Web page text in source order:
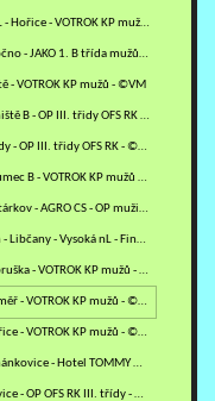
250621 - Dvůr Králové nL - Hořice - VOTROK KP mužů - ©RJ
250615 - Provodov - Opočno - JAKO 1. B třída mužů - sk. B - ©MV
- VOTROK KP mužů - ©VM
250614 - Vamberk B - Týniště B - OP III. třidy OFS RK - ©PR
250614 - Roveň - Voděrady - OP III. třidy OFS RK - ©PR
250614 - Náchod A - Chlumec B - VOTROK KP mužů - ©MM
250614 - Č.Kostelec B - Stárkov - AGRO CS - OP muži OFS NA - ©MV
250611 - Hronov stadion - Libčany - Vysoká nL - Finále POHÁRU…
250608 - D.Králové - Dobruška - VOTROK KP mužů - ©RJ
250608 - Č.Skalice - Jaroměř - VOTROK KP mužů - ©VM
250608 - Č.Kostelec - Hořice - VOTROK KP mužů - ©MV
250608 - Božanov - Heřmánkovice - Hotel TOMMY OS OFS NA -…
250607 - Voděrady - Křovice - OP OFS RK III. třídy - ©PR